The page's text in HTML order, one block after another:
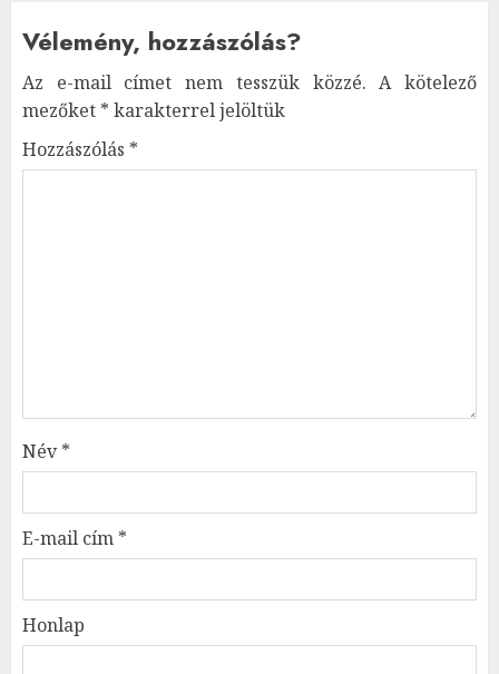
Vélemény, hozzászólás?
Az e-mail címet nem tesszük közzé. A kötelező
mezőket * karakterrel jelöltük
Hozzászólás *
Név*
E-mail cím *
Honlap